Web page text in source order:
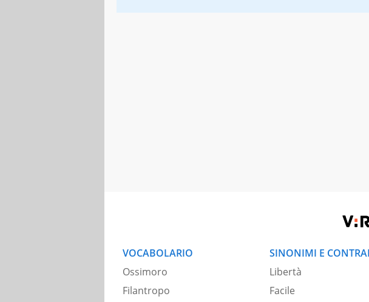
VOCABOLARIO
Ossimoro
Filantropo
SINONIMI E
Libertà
Facile